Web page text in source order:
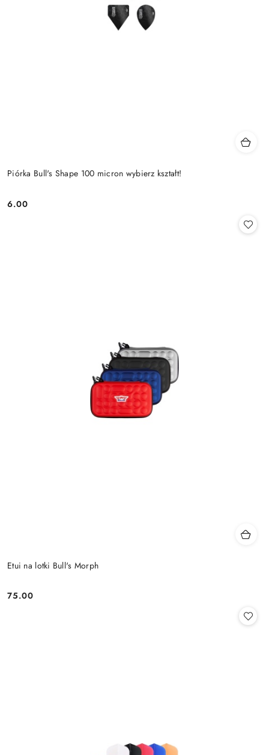
Piórka Bull's Shape 100 micron wybierz kształt!
Cena:
6.00
Etui na lotki Bull's Morph
Cena:
75.00